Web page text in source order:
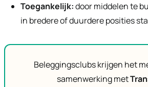
Toegankelijk:door middelen te
in bredere of duurdere posities
Beleggingsclubs krijgen het
samenwerking met